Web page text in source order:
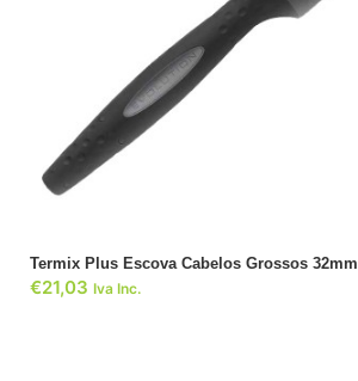
Termix Plus Escova Cabelos Grossos 32mm
€21,03 Iva Inc.